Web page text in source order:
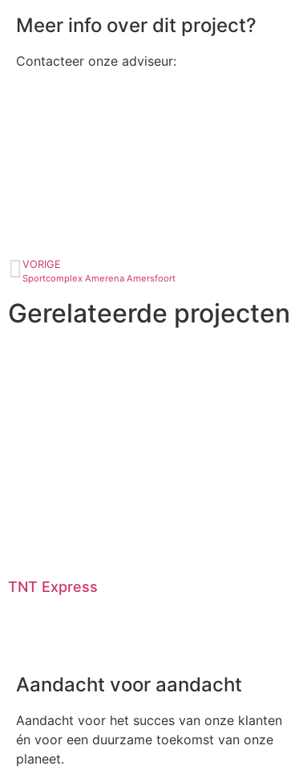
Meer info over dit project?
Contacteer onze adviseur:
VORIGE
Sportcomplex Amerena Amersfoort
Gerelateerde projecten
TNT Express
Aandacht voor aandacht
Aandacht voor het succes van onze klanten
én voor een duurzame toekomst van onze
planeet.